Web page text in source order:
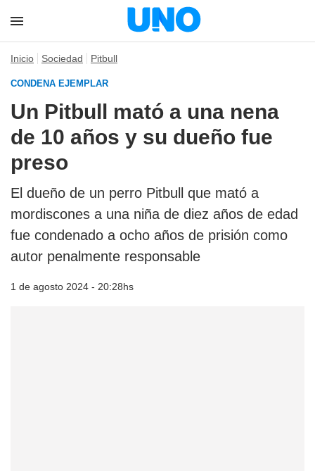
Inicio Sociedad Pitbull
CONDENA EJEMPLAR
Un Pitbull mató a una nena
de 10 años y su dueño fue
preso
El dueño de un perro Pitbull que mató a
mordiscones a una niña de diez años de edad
fue condenado a ocho años de prisión como
autor penalmente responsable
1 de agosto 2024 - 20:28hs